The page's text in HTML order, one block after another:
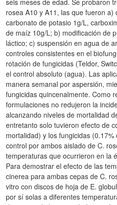
rosea A10 y A11, las que fueron a)
carbonato de potasio 1g/L,
de maíz 10g/L; b) modificación de
láctico; c) suspensión en agua de
controles consistentes en el
rotación de fungicidas (Teldor,
el control absoluto (agua). Las
manera semanal por aspersión,
fungicidas quincenalmente. Como
formulaciones no redujeron la
alcanzando niveles de mortalidad
entretanto solo tuvieron efecto de
mortalidad) y los fungicidas
control por ambos aislado de C.
temperaturas que ocurrieron en la
Para demostrar el efecto de las
cinerea para ambas cepas de C.
vitro con discos de hoja de E.
por sí solas a diferentes